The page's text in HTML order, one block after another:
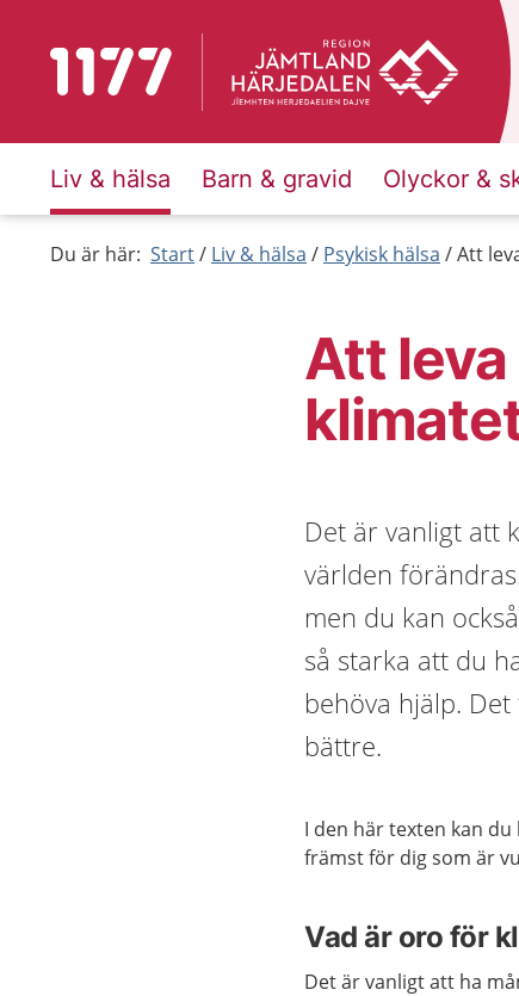
Till startsidan för 1177
Liv & hälsa Barn & gravid Olyckor &
Du är här: Start Liv & hälsa Psykisk hälsa Att
Att
Det är vanligt att
världen
men du kan
så starka att du
behöva hjälp.
bättre.
I den här texten kan
främst för dig som är
Vad är oro för
Det är vanligt att ha